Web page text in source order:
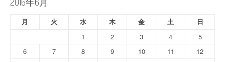
ョ
ン月 火 水 木 金 土
日
1
2 3 4
5
6
7 8 9 10 11
12